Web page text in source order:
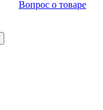
Вопрос о товаре